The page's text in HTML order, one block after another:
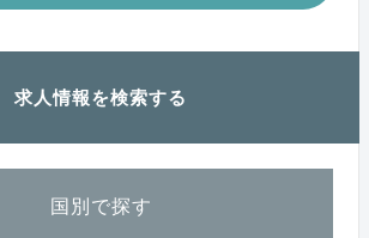
求人情報を検索する
国別で探す